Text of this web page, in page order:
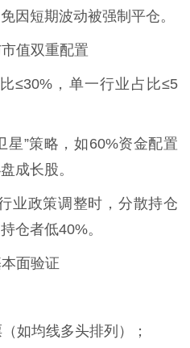
因短期波动被强制平仓。
值双重配置
≤30%，单一行业占比≤5
星”策略，如60%资金配置
成长股。
业政策调整时，分散持仓
仓者低40%。
面验证
如均线多头排列）；